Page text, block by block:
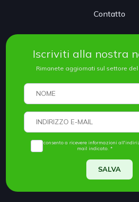
Contatto
Iscriviti alla nostra
Rimanete aggiornati sul settore del
Acconsento a ricevere informazioni
mail indicato. *
SALVA